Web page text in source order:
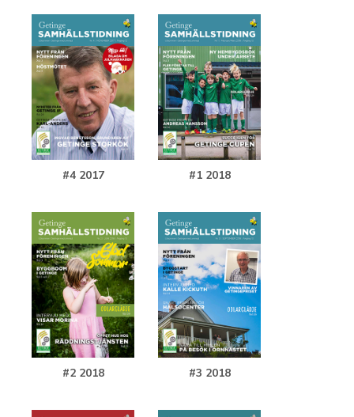
#4 2017 #1 2018
#2 2018 #3 2018